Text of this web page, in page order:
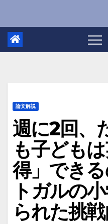
論文解説
週に2回、
も子ども
得」でき
トガルの
られた挑